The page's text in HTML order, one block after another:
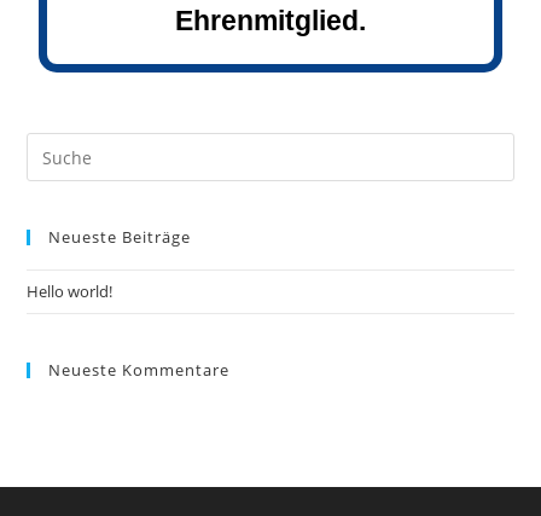
Ehrenmitglied.
Neueste Beiträge
Hello world!
Neueste Kommentare